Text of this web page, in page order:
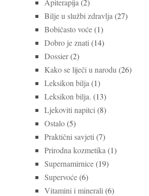
Apiterapija (2)
Bilje u službi zdravlja (27)
Bobičasto voće(1)
Dobro je znati (14)
Dossier(2)
Kako se liječi u narodu (26)
Leksikon bilja (1)
Leksikon bilja. (13)
Ljekoviti napitci (8)
Ostalo(5)
Praktični savjeti (7)
Prirodna kozmetika (1)
Supernamirnice(19)
Supervoće(6)
Vitamini i minerali (6)